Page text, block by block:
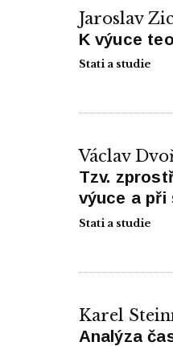
Jaroslav
K výuce
Stati a studie
Václav
Tzv.
výuce a při
Stati a studie
Karel
Analýza